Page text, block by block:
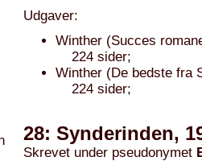
Udgaver:
Winther (Succes
224 sider;
Winther (De bedste fra
224 sider;
28: Synderinden,
Skrevet under pseudonymet